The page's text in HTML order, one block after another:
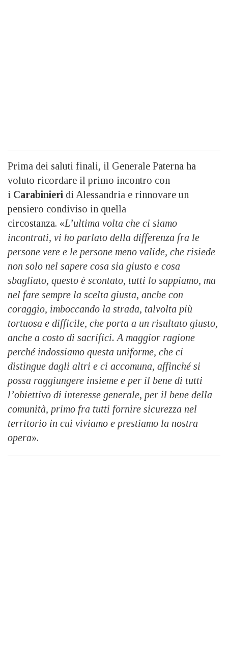
Prima dei saluti finali, il Generale Paterna ha
voluto ricordare il primo incontro con
i Carabinieri di Alessandria e rinnovare un
pensiero condiviso in quella
circostanza. «L’ultima volta che ci siamo
incontrati, vi ho parlato della differenza fra le
persone vere e le persone meno valide, che risiede
non solo nel sapere cosa sia giusto e cosa
sbagliato, questo è scontato, tutti lo sappiamo, ma
nel fare sempre la scelta giusta, anche con
coraggio, imboccando la strada, talvolta più
tortuosa e difficile, che porta a un risultato giusto,
anche a costo di sacrifici. A maggior ragione
perché indossiamo questa uniforme, che ci
distingue dagli altri e ci accomuna, affinché si
possa raggiungere insieme e per il bene di tutti
l’obiettivo di interesse generale, per il bene della
comunità, primo fra tutti fornire sicurezza nel
territorio in cui viviamo e prestiamo la nostra
opera».